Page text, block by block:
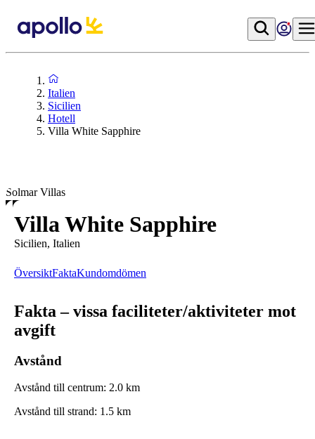
Italien
Sicilien
Hotell
Villa White Sapphire
Solmar Villas
Villa White Sapphire
Sicilien, Italien
ÖversiktFaktaKundomdömen
Fakta – vissa faciliteter/aktiviteter mot
avgift
Avstånd
Avstånd till centrum: 2.0 km
Avstånd till strand: 1.5 km